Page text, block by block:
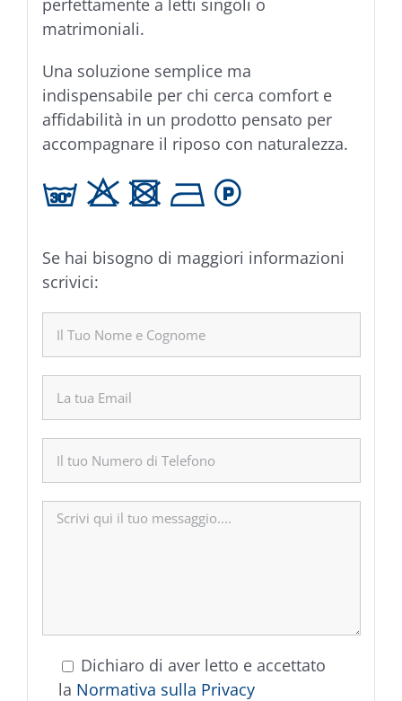
matrimoniali.
Una soluzione semplice ma
indispensabile per chi cerca comfort e
affidabilità in un prodotto pensato per
accompagnare il riposo con naturalezza.
g H U B L
Se hai bisogno di maggiori informazioni
scrivici:
Dichiaro di aver letto e accettato
la Normativa sulla Privacy